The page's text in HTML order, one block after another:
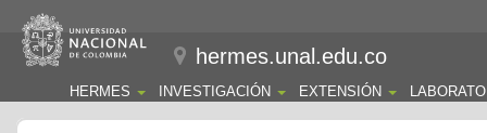
hermes.unal.edu.co
HERMES INVESTIGACIÓN EXTENSIÓN